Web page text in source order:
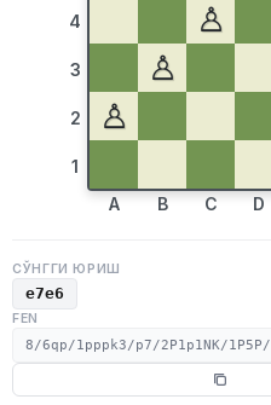
4
3
2
1
♙
♙
♙
A B C D
СЎНГГИ ЮРИШ
e7e6
FEN
8/6qp/1pppk3/p7/2P1p1NK/